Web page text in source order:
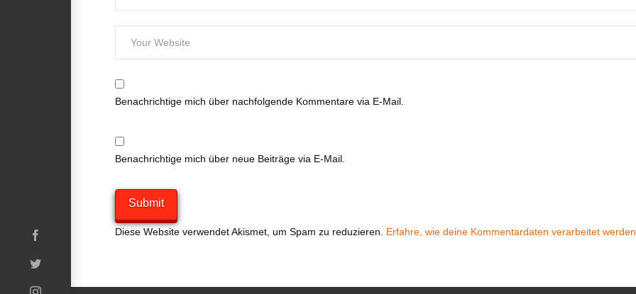
Benachrichtige mich über nachfolgende Kommentare via E-Mail.
Benachrichtige mich über neue Beiträge via E-Mail.
Diese Website verwendet Akismet, um Spam zu reduzieren. Erfahre, wie deine Kommentardaten verarbeitet werden.